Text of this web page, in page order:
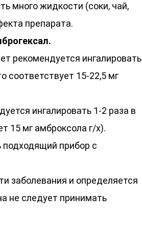
много жидкости (соки, чай,
препарата.
рекомендуется ингалировать
соответствует 15-22,5 мг
ингалировать 1-2 раза в
15 мг амброксола г/х).
подходящий прибор с
заболевания и определяется
не следует принимать